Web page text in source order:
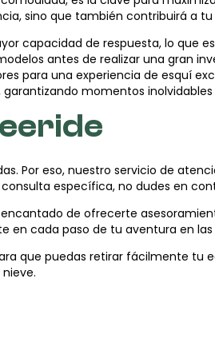
sino que también contribuirá a tu
capacidad de respuesta, lo que
antes de realizar una gran
para una experiencia de esquí
momentos
Por eso, nuestro servicio de
específica, no dudes en
de ofrecerte
en cada paso de tu aventura en las
que puedas retirar fácilmente tu